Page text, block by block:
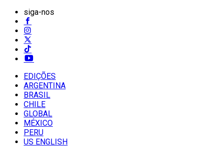
siga-nos
EDIÇÕES
ARGENTINA
BRASIL
CHILE
GLOBAL
MÉXICO
PERU
US ENGLISH